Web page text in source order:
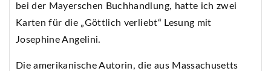
bei der Mayerschen Buchhandlung, hatte ich zwei
Karten für die „Göttlich verliebt“ Lesung mit
Josephine Angelini.
Die amerikanische Autorin, die aus Massachusetts